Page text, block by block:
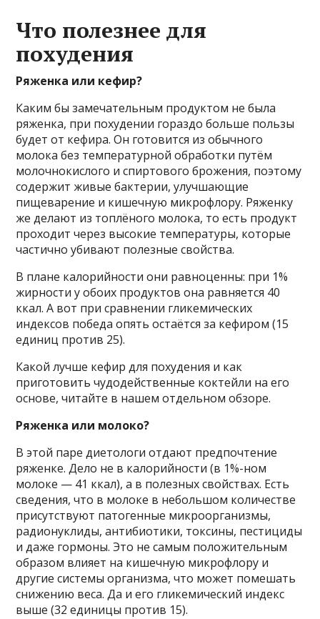
Что полезнее для
похудения
Ряженка или кефир?
Каким бы замечательным продуктом не была
ряженка, при похудении гораздо больше пользы
будет от кефира. Он готовится из обычного
молока без температурной обработки путём
молочнокислого и спиртового брожения, поэтому
содержит живые бактерии, улучшающие
пищеварение и кишечную микрофлору. Ряженку
же делают из топлёного молока, то есть продукт
проходит через высокие температуры, которые
частично убивают полезные свойства.
В плане калорийности они равноценны: при 1%
жирности у обоих продуктов она равняется 40
ккал. А вот при сравнении гликемических
индексов победа опять остаётся за кефиром (15
единиц против 25).
Какой лучше кефир для похудения и как
приготовить чудодейственные коктейли на его
основе, читайте в нашем отдельном обзоре.
Ряженка или молоко?
В этой паре диетологи отдают предпочтение
ряженке. Дело не в калорийности (в 1%-ном
молоке — 41 ккал), а в полезных свойствах. Есть
сведения, что в молоке в небольшом количестве
присутствуют патогенные микроорганизмы,
радионуклиды, антибиотики, токсины, пестициды
и даже гормоны. Это не самым положительным
образом влияет на кишечную микрофлору и
другие системы организма, что может помешать
снижению веса. Да и его гликемический индекс
выше (32 единицы против 15).